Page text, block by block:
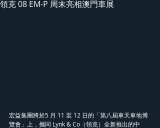
領克 08 EM-P 周末亮相澳門車展
宏益集團將於5 月 11 至 12 日的「第八屆車天車地博
覽會」上，攜同 Lynk & Co（領克）全新推出的中